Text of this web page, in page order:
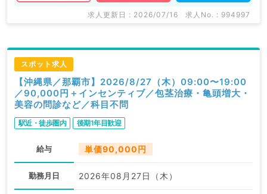
求人更新日 : 2026/07/16 求人No. : 994997
スポット求人
【沖縄県／那覇市】2026/8/27（木）09:00〜19:00
／90,000円＋インセンティブ／包茎治療・亀頭増大・
美容の問診など／科目不問
駅近・徒歩圏内 後期1年目歓迎
給与 単価90,000円
勤務月日 2026年08月27日（木）